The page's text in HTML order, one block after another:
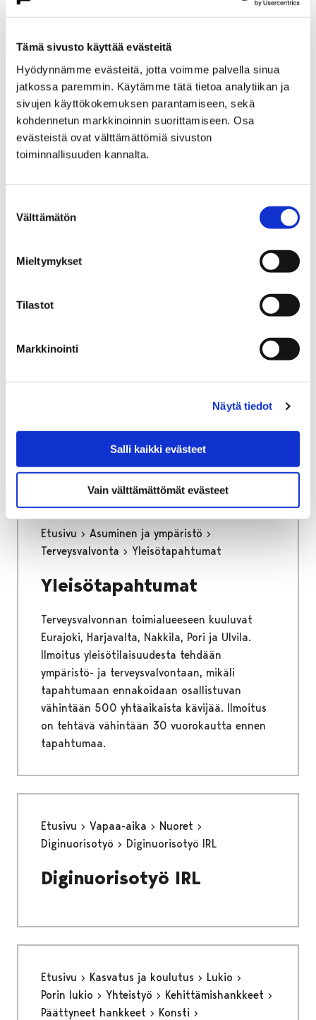
Tämä sivusto käyttää evästeitä
Hyödynnämme evästeitä, jotta voimme palvella sinua
jatkossa paremmin. Käytämme tätä tietoa analytiikan ja
sivujen käyttökokemuksen parantamiseen, sekä
kohdennetun markkinoinnin suorittamiseen. Osa
evästeistä ovat välttämättömiä sivuston
toiminnallisuuden kannalta.
valinta
Välttämätön
Mieltymykset
Tilastot
Markkinointi
Näytä tiedot
Salli kaikki evästeet
Vain välttämättömät evästeet
Etusivu Kasvatus ja koulutus
Lukio
Päättyneet hankkeet
Priima
Priima-päivä 25.8. Porissa
Priima-päivä 25.8. Porissa
Kaupunkikehitys
Liikenneverkkosuunnittelu
Porin keskustan liikenneverkkosuunnitelma on
Työssä määritetään kaikkien liikennemuotojen
aikajänteen ohjenuorana katujen
liikenneverkkosuunnitelman loppuraportin
Etusivu
Asuminen ja ympäristö
Terveysvalvonta
Yleisötapahtumat
Yleisötapahtumat
Terveysvalvonnan toimialueeseen kuuluvat
Eurajoki, Harjavalta, Nakkila, Pori ja Ulvila.
Ilmoitus yleisötilaisuudesta tehdään
ympäristö- ja terveysvalvontaan, mikäli
tapahtumaan ennakoidaan osallistuvan
vähintään 500 yhtäaikaista kävijää. Ilmoitus
on tehtävä vähintään 30 vuorokautta ennen
tapahtumaa.
Etusivu Vapaa-aika
Nuoret
Diginuorisotyö
Diginuorisotyö IRL
Diginuorisotyö IRL
Etusivu Kasvatus ja koulutus
Lukio
Porin lukio
Yhteistyö
Kehittämishankkeet
Päättyneet hankkeet
Konsti